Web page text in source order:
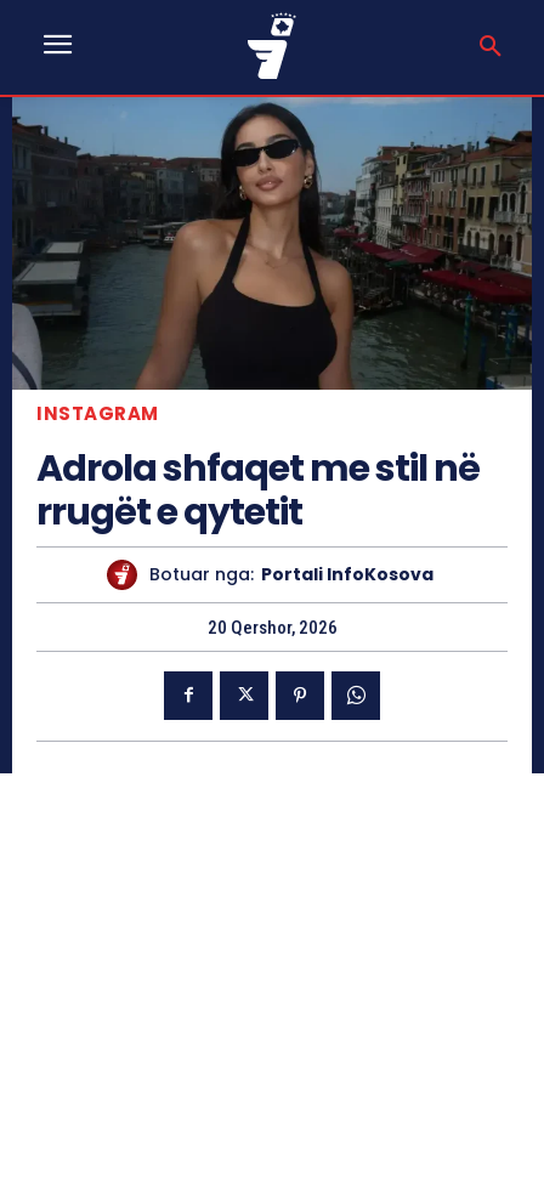
INSTAGRAM
Adrola shfaqet me stil në
rrugët e qytetit
Botuar nga: Portali InfoKosova
20 Qershor, 2026